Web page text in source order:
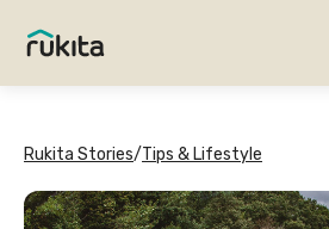
Rukita Stories/Tips & Lifestyle